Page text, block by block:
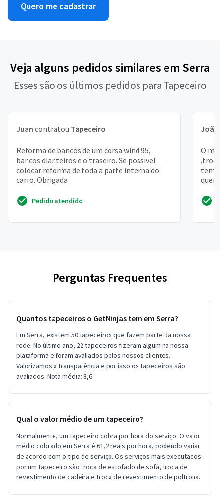
Quero me cadastrar
Veja alguns pedidos similares em Serra
Esses são os últimos pedidos para Tapeceiro
Juan contratou Tapeceiro
Reforma de bancos de um corsa wind 95,
bancos dianteiros e o traseiro. Se possivel
colocar reforma de toda a parte interna do
carro. Obrigada
Pedido atendido
O
tem
Perguntas Frequentes
Quantos tapeceiros o GetNinjas tem em Serra?
Em Serra, existem 50 tapeceiros que fazem parte da nossa
rede. No último ano, 22 tapeceiros fizeram algum na nossa
plataforma e foram avaliados pelos nossos clientes.
Valorizamos a transparência e por isso os tapeceiros são
avaliados. Nota média: 8,6
Qual o valor médio de um tapeceiro?
Normalmente, um tapeceiro cobra por hora do serviço. O valor
médio cobrado em Serra é 61,2 reais por hora, podendo variar
de acordo com o tipo de serviço. Os serviços mais executados
por um tapeceiro são troca de estofado de sofá, troca de
revestimento de cadeira e troca de revestimento de poltrona.